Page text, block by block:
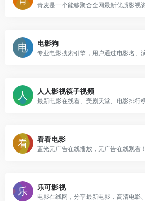
电影狗
人人影视筷子视频
看看电影
蓝光无广告在线播放，无广告在线观看！
乐可影视